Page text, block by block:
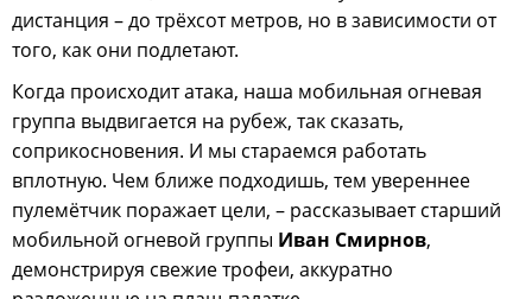
дистанция – до трёхсот метров, но в зависимости от
того, как они подлетают.
Когда происходит атака, наша мобильная огневая
группа выдвигается на рубеж, так сказать,
соприкосновения. И мы стараемся работать
вплотную. Чем ближе подходишь, тем увереннее
пулемётчик поражает цели, – рассказывает старший
мобильной огневой группы Иван Смирнов,
демонстрируя свежие трофеи, аккуратно